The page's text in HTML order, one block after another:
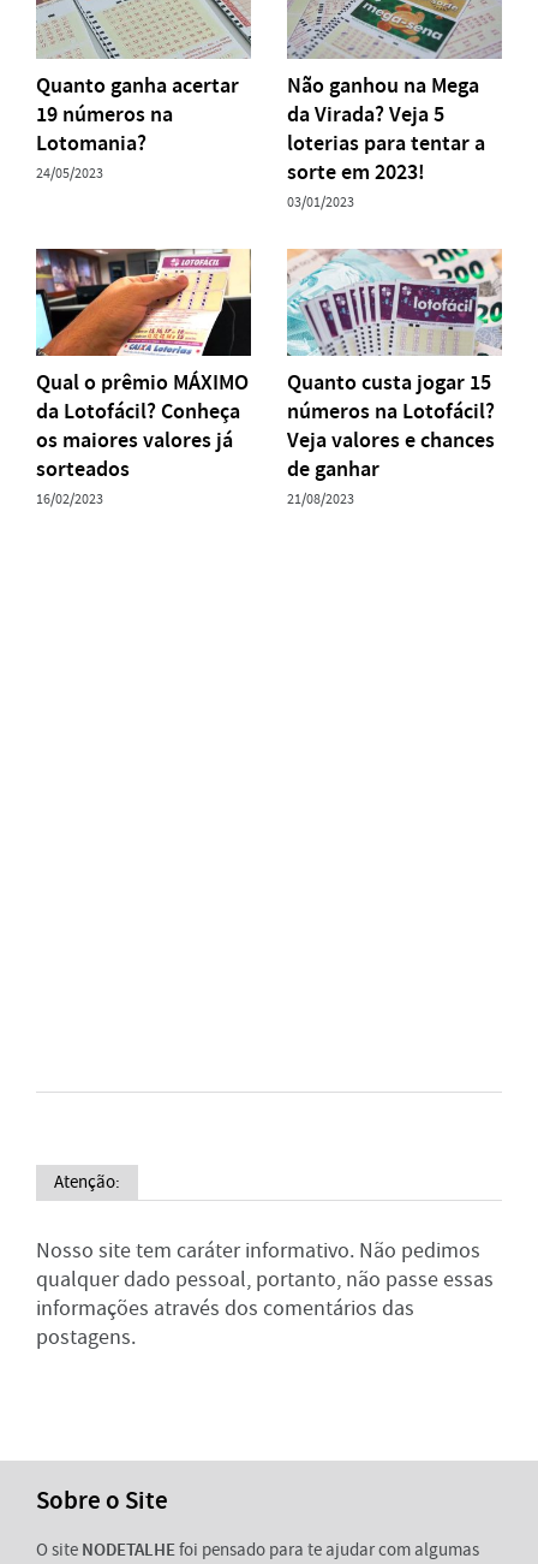
Quanto ganha acertar
19 números na
Lotomania?
24/05/2023
Não ganhou na Mega
da Virada? Veja 5
loterias para tentar a
sorte em 2023!
03/01/2023
Qual o prêmio MÁXIMO
da Lotofácil? Conheça
os maiores valores já
sorteados
16/02/2023
Quanto custa jogar 15
números na Lotofácil?
Veja valores e chances
de ganhar
21/08/2023
Atenção:
Nosso site tem caráter informativo. Não pedimos
qualquer dado pessoal, portanto, não passe essas
informações através dos comentários das
postagens.
Sobre o Site
O site NODETALHEfoi pensado para te ajudar com algumas